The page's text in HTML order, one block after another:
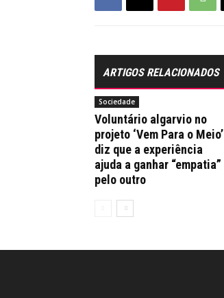
ARTIGOS RELACIONADOS
Sociedade
Voluntário algarvio no
projeto ‘Vem Para o Meio’
diz que a experiência
ajuda a ganhar “empatia”
pelo outro